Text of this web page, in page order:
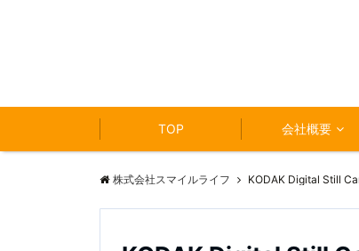
TOP 会社概要
株式会社スマイルライフ KODAK Digital Still